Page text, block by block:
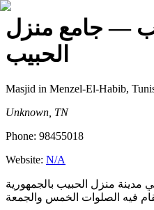
— جامع منزل
الحبيب
Masjid in Menzel-El-Habib,
Unknown, TN
Phone: 98455018
Website: N/A
مدينة منزل الحبيب بالجمهورية